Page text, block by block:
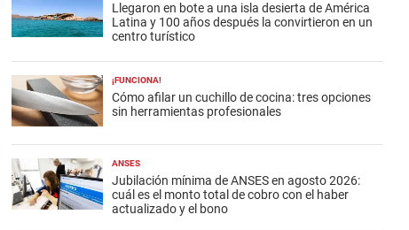
Llegaron en bote a una isla desierta de América
Latina y 100 años después la convirtieron en un
centro turístico
¡FUNCIONA!
Cómo afilar un cuchillo de cocina: tres opciones
sin herramientas profesionales
ANSES
Jubilación mínima de ANSES en agosto 2026:
cuál es el monto total de cobro con el haber
actualizado y el bono